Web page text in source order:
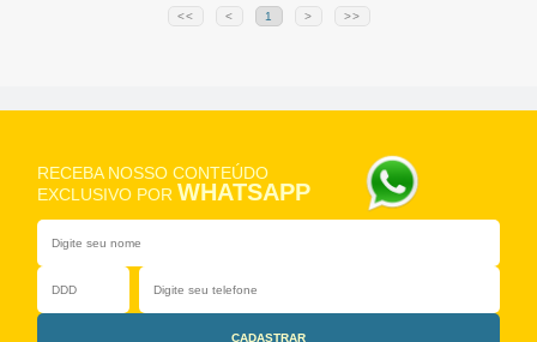
<< < 1 > >>
RECEBA NOSSO CONTEÚDO
EXCLUSIVO POR WHATSAPP